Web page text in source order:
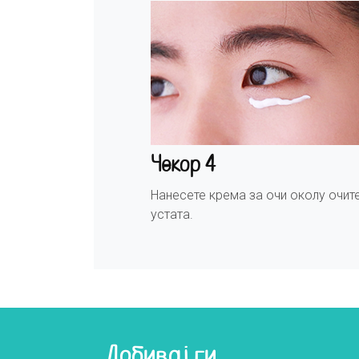
Чекор 4
Нанесете крема за очи околу
устата.